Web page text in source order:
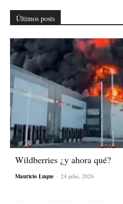
Últimos posts
Wildberries ¿y ahora qué?
Mauricio Luque - 24 julio, 2026